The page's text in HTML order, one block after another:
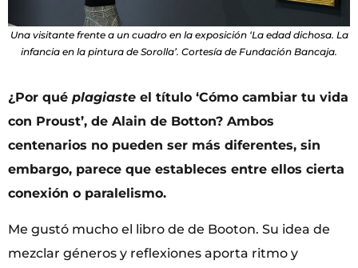
Una visitante frente a un cuadro en la exposición ‘La edad dichosa. La
infancia en la pintura de Sorolla’. Cortesía de Fundación Bancaja.
¿Por qué plagiaste el título ‘Cómo cambiar tu vida
con Proust’, de Alain de Botton? Ambos
centenarios no pueden ser más diferentes, sin
embargo, parece que estableces entre ellos cierta
conexión o paralelismo.
Me gustó mucho el libro de de Booton. Su idea de
mezclar géneros y reflexiones aporta ritmo y